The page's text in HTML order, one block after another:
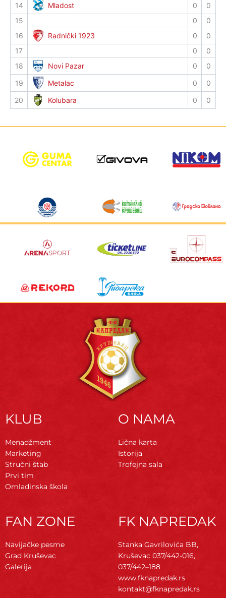
14
Mladost 0
0
15
0
0
16
Radnički 1923 0
0
17
0
0
18
Novi Pazar 0
0
19
Metalac 0
0
20
Kolubara 0 0
KLUB
Menadžment
Marketing
Stručni štab
Prvi tim
Omladinska škola
O NAMA
Lična karta
Istorija
Trofejna sala
FAN ZONE
Navijačke pesme
Grad Kruševac
Galerija
FK NAPREDAK
Stanka Gavrilovića BB,
Kruševac 037/442-016,
037/442–188
www.fknapredak.rs
kontakt@fknapredak.rs